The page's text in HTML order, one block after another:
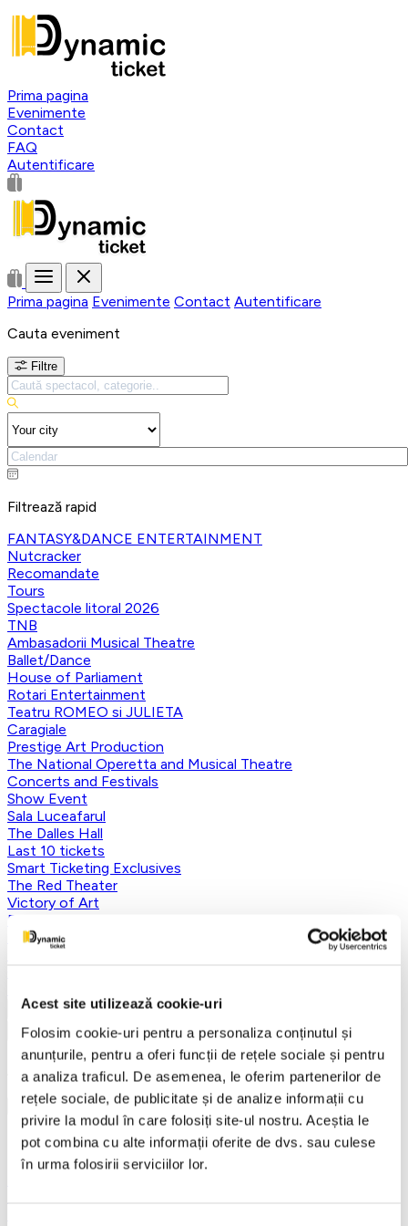
Acest site utilizează cookie-uri
Folosim cookie-uri pentru a personaliza conținutul și
anunțurile, pentru a oferi funcții de rețele sociale și pentru
a analiza traficul. De asemenea, le oferim partenerilor de
rețele sociale, de publicitate și de analize informații cu
privire la modul în care folosiți site-ul nostru. Aceștia le
pot combina cu alte informații oferite de dvs. sau culese
în urma folosirii serviciilor lor.
Prima pagina
Evenimente
Contact
FAQ
Autentificare
Prima pagina Evenimente Contact Autentificare
Cauta eveniment
Filtre
Filtrează rapid
FANTASY&DANCE ENTERTAINMENT
Nutcracker
Recomandate
Tours
Spectacole litoral 2026
TNB
Ambasadorii Musical Theatre
Ballet/Dance
House of Parliament
Rotari Entertainment
Teatru ROMEO si JULIETA
Caragiale
Prestige Art Production
The National Operetta and Musical Theatre
Concerts and Festivals
Show Event
Sala Luceafarul
The Dalles Hall
Last 10 tickets
Smart Ticketing Exclusives
The Red Theater
Victory of Art
For Kids
Teatrul Maidan
Theater
Vezi mai multe
Vezi mai puțin
Aplică filtre
Categorii